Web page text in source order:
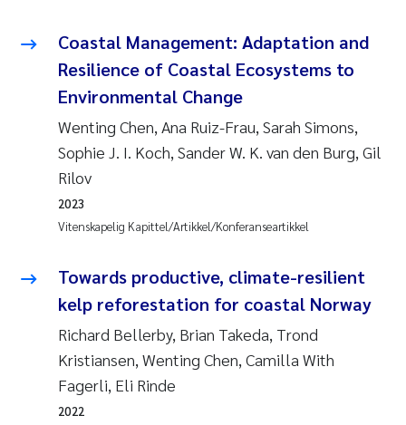
Coastal Management: Adaptation and
Resilience of Coastal Ecosystems to
Environmental Change
Wenting Chen, Ana Ruiz-Frau, Sarah Simons,
Sophie J. I. Koch, Sander W. K. van den Burg, Gil
Rilov
Vitenskapelig Kapittel/Artikkel/Konferanseartikkel
2023
Towards productive, climate-resilient
kelp reforestation for coastal Norway
Richard Bellerby, Brian Takeda, Trond
Kristiansen, Wenting Chen, Camilla With
Fagerli, Eli Rinde
2022